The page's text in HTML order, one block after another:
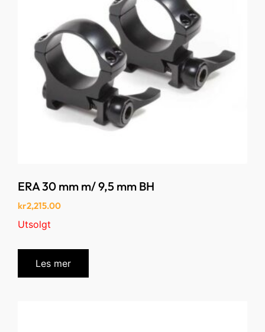
ERA 30 mm m/ 9,5 mm BH
kr2,215.00
Utsolgt
Les mer